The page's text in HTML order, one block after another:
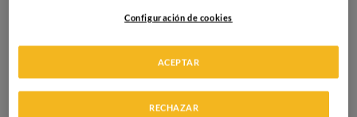
equipos y proyectos.
Configuración de cookies
RECHAZAR
ACEPTAR